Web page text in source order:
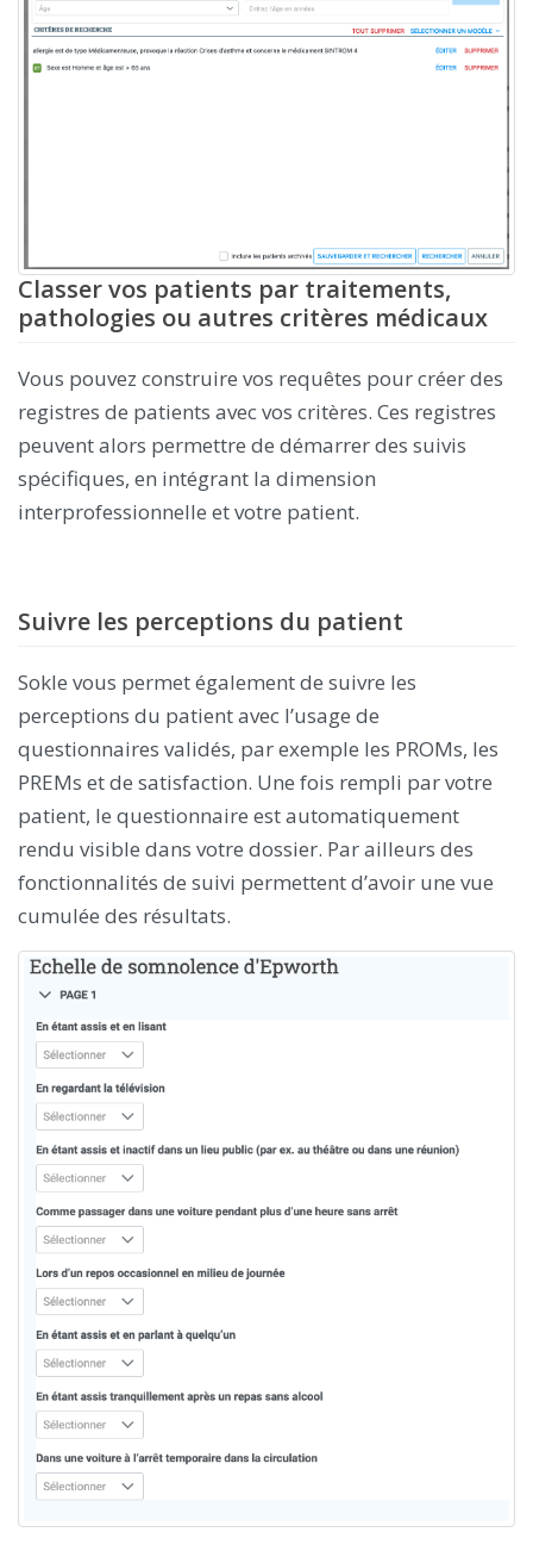
Classer vos patients par traitements,
pathologies ou autres critères médicaux
Vous pouvez construire vos requêtes pour créer des
registres de patients avec vos critères. Ces registres
peuvent alors permettre de démarrer des suivis
spécifiques, en intégrant la dimension
interprofessionnelle et votre patient.
Suivre les perceptions du patient
Sokle vous permet également de suivre les
perceptions du patient avec l’usage de
questionnaires validés, par exemple les PROMs, les
PREMs et de satisfaction. Une fois rempli par votre
patient, le questionnaire est automatiquement
rendu visible dans votre dossier. Par ailleurs des
fonctionnalités de suivi permettent d’avoir une vue
cumulée des résultats.